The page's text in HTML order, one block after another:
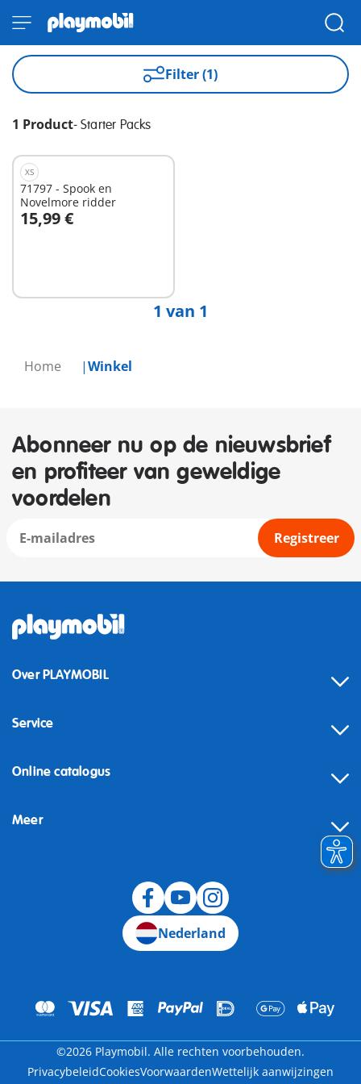
Home Winkel
Filter (1)
1 Product- Starter Packs
XS
71797 - Spook en
Novelmore ridder
15,99 €
1 van 1
Abonneer nu op de nieuwsbrief
en profiteer van geweldige
voordelen
Registreer
Over PLAYMOBIL
Service
Online catalogus
Meer
Nederland
©2026 Playmobil. Alle rechten voorbehouden.
PrivacybeleidCookiesVoorwaardenWettelijk aanwijzingen